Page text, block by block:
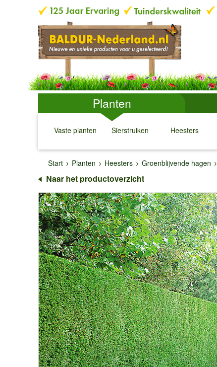
Planten
Vaste planten
↓
Sierstruiken
↓
Heesters
↓ ↓
Start
Planten Heesters Groenblijvende hagen
Naar het productoverzicht